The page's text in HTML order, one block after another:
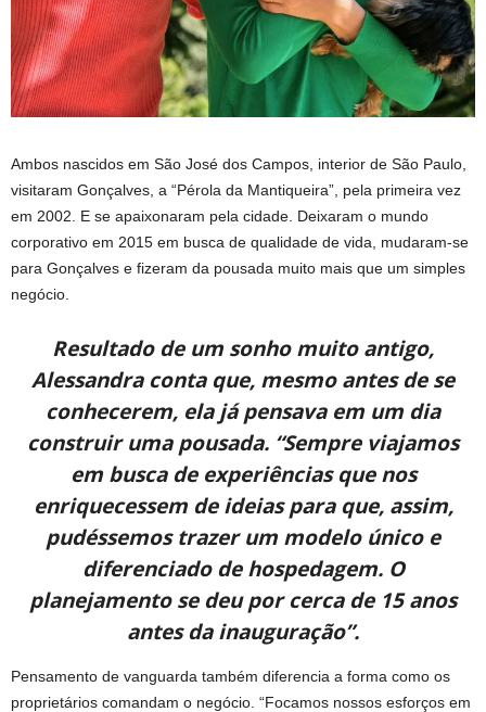
Ambos nascidos em São José dos Campos, interior de São Paulo,
visitaram Gonçalves, a “Pérola da Mantiqueira”, pela primeira vez
em 2002. E se apaixonaram pela cidade. Deixaram o mundo
corporativo em 2015 em busca de qualidade de vida, mudaram-se
para Gonçalves e fizeram da pousada muito mais que um simples
negócio.
Resultado de um sonho muito antigo,
Alessandra conta que, mesmo antes de se
conhecerem, ela já pensava em um dia
construir uma pousada. “Sempre viajamos
em busca de experiências que nos
enriquecessem de ideias para que, assim,
pudéssemos trazer um modelo único e
diferenciado de hospedagem. O
planejamento se deu por cerca de 15 anos
antes da inauguração”.
Pensamento de vanguarda também diferencia a forma como os
proprietários comandam o negócio. “Focamos nossos esforços em